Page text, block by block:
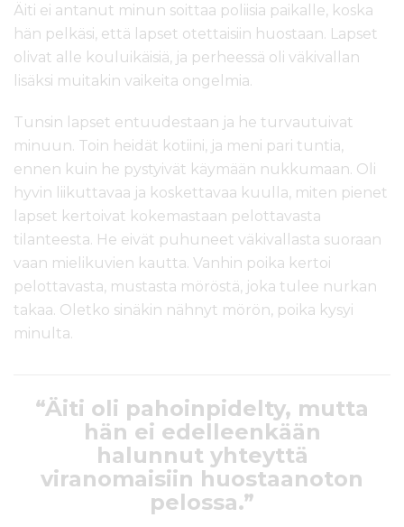
Äiti ei antanut minun soittaa poliisia paikalle, koska
hän pelkäsi, että lapset otettaisiin huostaan. Lapset
olivat alle kouluikäisiä, ja perheessä oli väkivallan
lisäksi muitakin vaikeita ongelmia.
Tunsin lapset entuudestaan ja he turvautuivat
minuun. Toin heidät kotiini, ja meni pari tuntia,
ennen kuin he pystyivät käymään nukkumaan. Oli
hyvin liikuttavaa ja koskettavaa kuulla, miten pienet
lapset kertoivat kokemastaan pelottavasta
tilanteesta. He eivät puhuneet väkivallasta suoraan
vaan mielikuvien kautta. Vanhin poika kertoi
pelottavasta, mustasta möröstä, joka tulee nurkan
takaa. Oletko sinäkin nähnyt mörön, poika kysyi
minulta.
“Äiti oli pahoinpidelty, mutta
hän ei edelleenkään
halunnut yhteyttä
viranomaisiin huostaanoton
pelossa.”